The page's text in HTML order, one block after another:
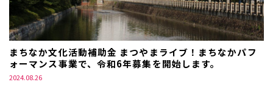
まちなか文化活動補助金 まつやまライブ！まちなかパフ
ォーマンス事業で、令和6年募集を開始します。
2024.08.26